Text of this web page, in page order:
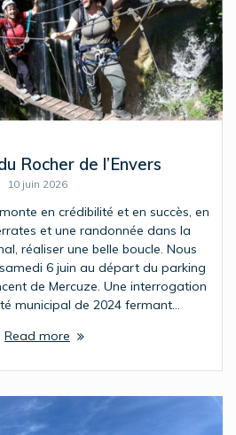
Rocher de l’Envers
10 juin 2026
en crédibilité et en succès, en
et une randonnée dans la
réaliser une belle boucle. Nous
6 juin au départ du parking
de Mercuze. Une interrogation
municipal de 2024 fermant…
Read more